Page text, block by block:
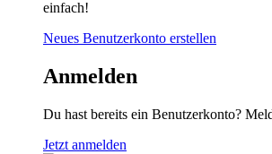
einfach!
Neues Benutzerkonto erstellen
Anmelden
Du hast bereits ein Benutzerkonto?
Jetzt anmelden